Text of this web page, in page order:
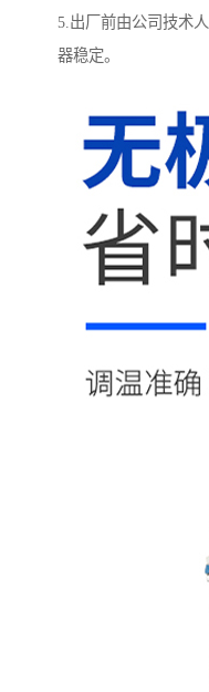
5.出厂前由公司技术
器稳定。